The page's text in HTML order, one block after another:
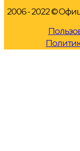
2006 - 2022 ©